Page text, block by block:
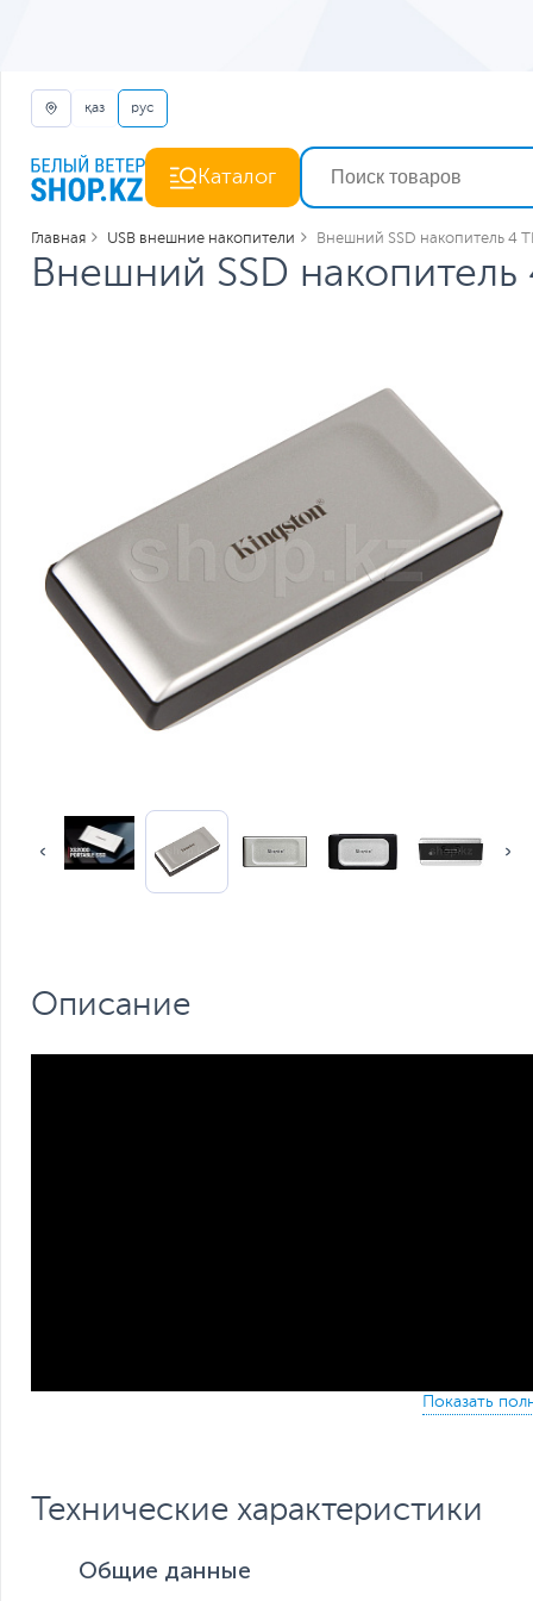
қаз рус
Каталог
Главная USB внешние накопители Внешний SSD накопитель 4
Внешний SSD
Описание
Технические характеристики
Общие данные